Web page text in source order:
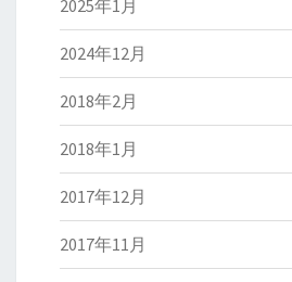
2025年1月
2024年12月
2018年2月
2018年1月
2017年12月
2017年11月